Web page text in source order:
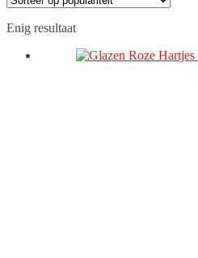
Enig resultaat